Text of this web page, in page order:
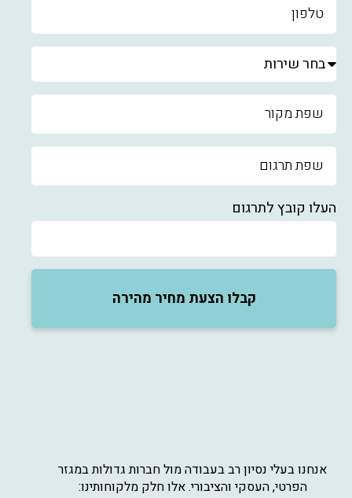
העלו קובץ לתרגום
קבלו הצעת מחיר מהירה
אנחנו בעלי נסיון רב בעבודה מול חברות גדולות במגזר
הפרטי, העסקי והציבורי. אלו חלק מלקוחותינו: